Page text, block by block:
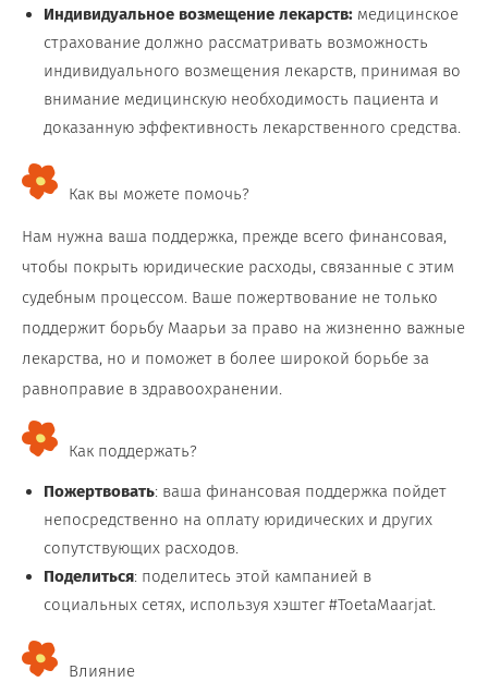
Индивидуальное возмещение лекарств: медицинское
страхование должно рассматривать возможность
индивидуального возмещения лекарств, принимая во
внимание медицинскую необходимость пациента и
доказанную эффективность лекарственного средства.
Как вы можете помочь?
Нам нужна ваша поддержка, прежде всего финансовая,
чтобы покрыть юридические расходы, связанные с этим
судебным процессом. Ваше пожертвование не только
поддержит борьбу Маарьи за право на жизненно важные
лекарства, но и поможет в более широкой борьбе за
равноправие в здравоохранении.
Как поддержать?
Пожертвовать: ваша финансовая поддержка пойдет
непосредственно на оплату юридических и других
сопутствующих расходов.
Поделиться: поделитесь этой кампанией в
социальных сетях, используя хэштег #ToetaMaarjat.
Влияние